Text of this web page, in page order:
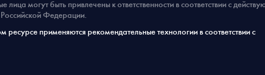
лица могут быть привлечены к ответственности в соответствии с
Федерации.
применяются рекомендательные технологии в соответствии с